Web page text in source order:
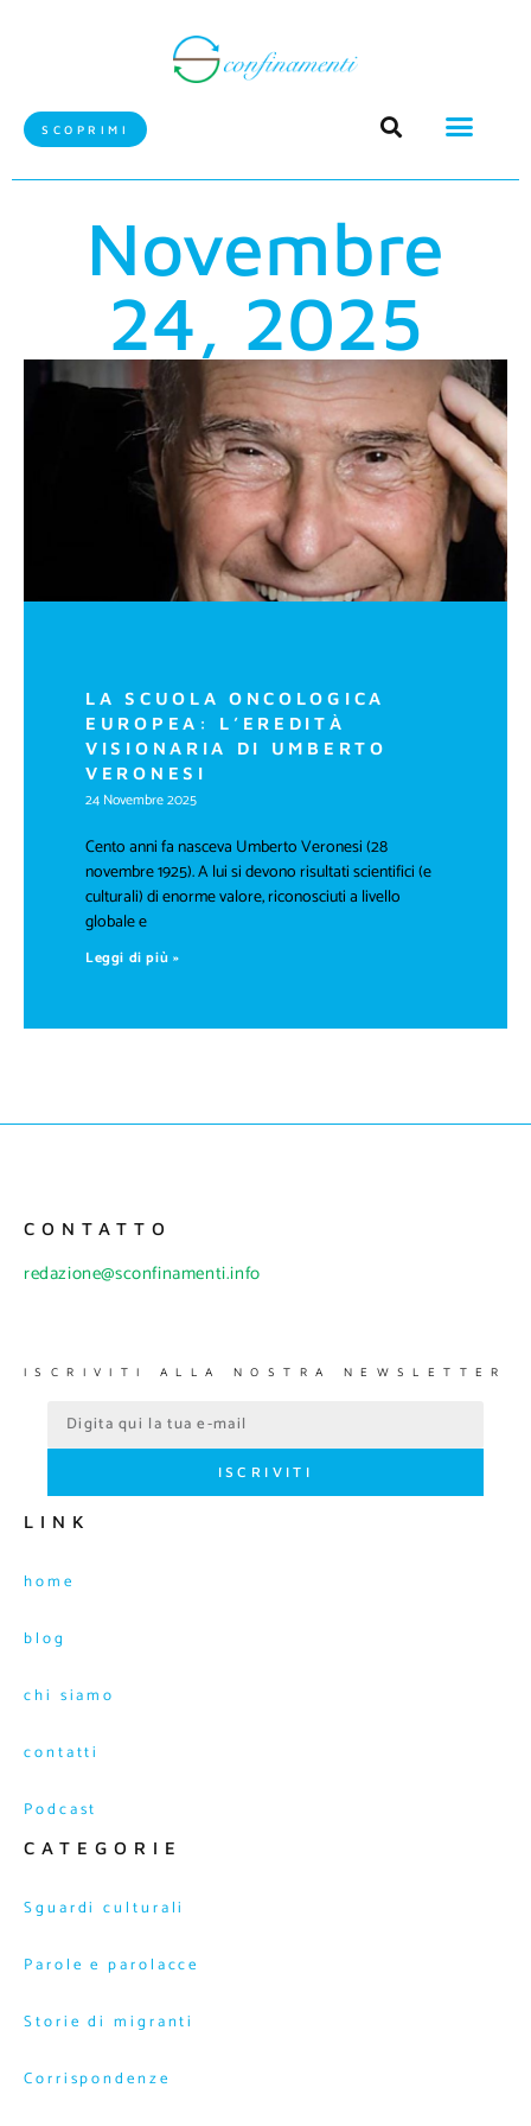
SCOPRIMI
Novembre
24, 2025
LA SCUOLA ONCOLOGICA
EUROPEA: L’EREDITÀ
VISIONARIA DI UMBERTO
VERONESI
24 Novembre 2025
Cento anni fa nasceva Umberto Veronesi (28
novembre 1925). A lui si devono risultati scientifici (e
culturali) di enorme valore, riconosciuti a livello
globale e
Leggi di più »
CONTATTO
redazione@sconfinamenti.info
ISCRIVITI ALLA NOSTRA NEWSLETTER
ISCRIVITI
LINK
home
blog
chi siamo
contatti
Podcast
CATEGORIE
Sguardi culturali
Parole e parolacce
Storie di migranti
Corrispondenze